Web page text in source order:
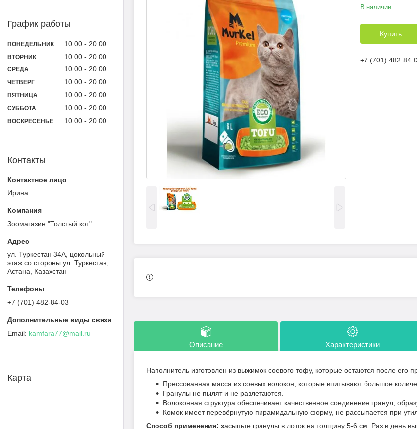
В наличии
Купить
+7 (701) 482-84-
Описание Характеристики
Наполнитель изготовлен из выжимок соевого тофу, которые остаются после его
Прессованная масса из соевых волокон, которые впитывают большое
Гранулы не пылят и не разлетаются.
Волоконная структура обеспечивает качественное соединение гранул,
Комок имеет перевёрнутую пирамидальную форму, не рассыпается при
Способ применения: засыпьте гранулы в лоток на толщину 5-6 см. Раз в день
График работы
ПОНЕДЕЛЬНИК 10:00 20:00
ВТОРНИК 10:00 20:00
СРЕДА 10:00 20:00
ЧЕТВЕРГ 10:00 20:00
ПЯТНИЦА 10:00 20:00
СУББОТА 10:00 20:00
ВОСКРЕСЕНЬЕ 10:00 20:00
Контакты
Ирина
Зоомагазин "Толстый кот"
ул. Туркестан 34А, цокольный
этаж со стороны ул. Туркестан,
Астана, Казахстан
+7 (701) 482-84-03
kamfara77@mail.ru
Карта